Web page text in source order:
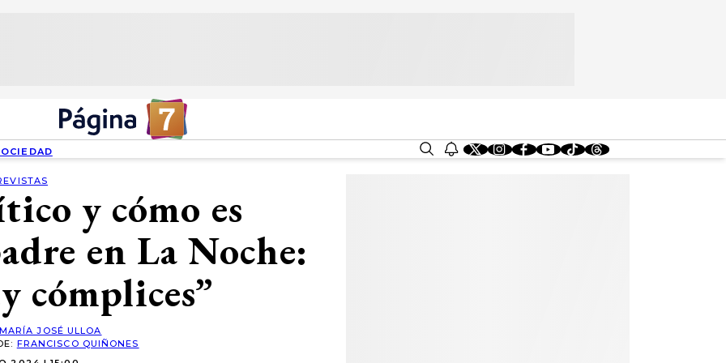
y cómo es
en La Noche:
cómplices”
MARÍA JOSÉ ULLOA
FRANCISCO QUIÑONES